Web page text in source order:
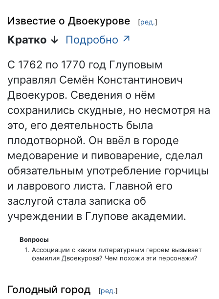
Известие о Двоекурове [ред.]
Кратко ↓
Подробно ↗
С 1762 по 1770 год Глуповым
управлял Семён Константинович
Двоекуров. Сведения о нём
сохранились скудные, но несмотря на
это, его деятельность была
плодотворной. Он ввёл в городе
медоварение и пивоварение, сделал
обязательным употребление горчицы
и лаврового листа. Главной его
заслугой стала записка об
учреждении в Глупове академии.
Вопросы
Ассоциации с каким литературным героем вызывает
фамилия Двоекурова? Чем похожи эти персонажи?
Голодный город [ред.]